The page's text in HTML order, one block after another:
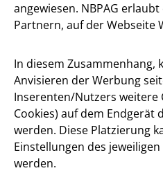
angewiesen. NBPAG
Partnern, auf der Webseite
In diesem Zusammenhang,
Anvisieren der Werbung
Inserenten/Nutzers weitere
Cookies) auf dem Endgerät
werden. Diese Platzierung
Einstellungen des
werden.